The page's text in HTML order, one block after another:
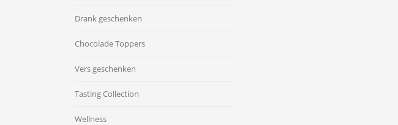
Drank geschenken
Chocolade Toppers
Vers geschenken
Tasting Collection
Wellness